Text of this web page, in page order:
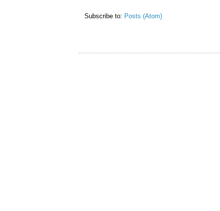
Subscribe to: Posts (Atom)